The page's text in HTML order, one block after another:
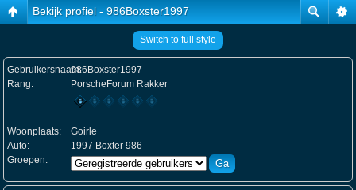
Bekijk profiel - 986Boxster1997
Switch to full style
Gebruikersnaam:986Boxster1997
Rang:
PorscheForum Rakker
Woonplaats:
Goirle
Auto:
1997 Boxter 986
Groepen: